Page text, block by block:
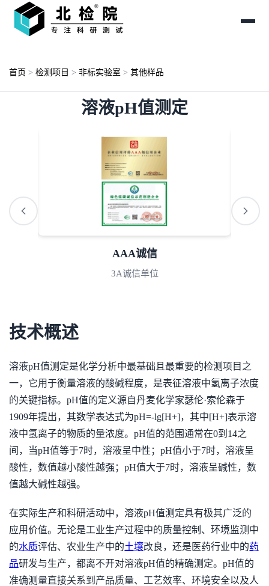
首页 > 检测项目 > 非标实验室 > 其他样品
溶液pH值测定
AAA诚信
3A诚信单位
技术概述
溶液pH值测定是化学分析中最基础且最重要的检测项目之
一，它用于衡量溶液的酸碱程度，是表征溶液中氢离子浓度
的关键指标。pH值的定义源自丹麦化学家瑟伦·索伦森于
1909年提出，其数学表达式为pH=-lg[H+]，其中[H+]表示溶
液中氢离子的物质的量浓度。pH值的范围通常在0到14之
间，当pH值等于7时，溶液呈中性；pH值小于7时，溶液呈
酸性，数值越小酸性越强；pH值大于7时，溶液呈碱性，数
值越大碱性越强。
在实际生产和科研活动中，溶液pH值测定具有极其广泛的
应用价值。无论是工业生产过程中的质量控制、环境监测中
的水质评估、农业生产中的土壤改良，还是医药行业中的药
品研发与生产，都离不开对溶液pH值的精确测定。pH值的
准确测量直接关系到产品质量、工艺效率、环境安全以及人